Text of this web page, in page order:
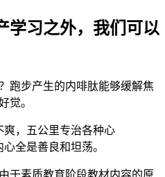
学习之外，我们可以
跑步产生的内啡肽能够缓解焦
觉。
爽，五公里专治各种心
全是善良和坦荡。
于素质教育阶段教材内容的原